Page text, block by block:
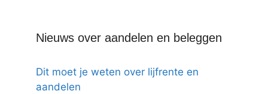
Nieuws over aandelen en beleggen
Dit moet je weten over lijfrente en
aandelen